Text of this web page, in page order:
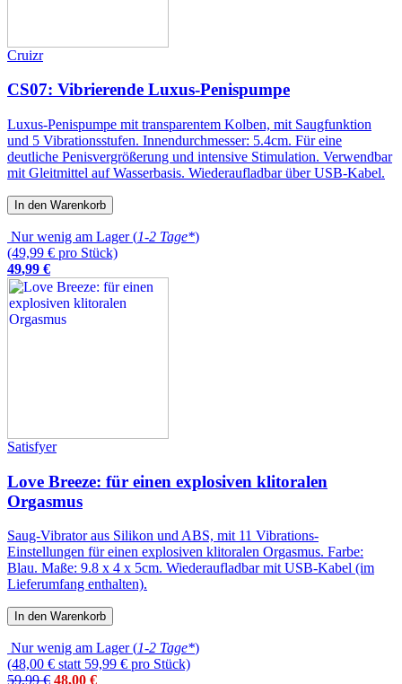
Cruizr
CS07: Vibrierende Luxus-Penispumpe
Luxus-Penispumpe mit transparentem Kolben, mit Saugfunktion
und 5 Vibrationsstufen. Innendurchmesser: 5.4cm. Für eine
deutliche Penisvergrößerung und intensive Stimulation. Verwendbar
mit Gleitmittel auf Wasserbasis. Wiederaufladbar über USB-Kabel.
In den Warenkorb
Nur wenig am Lager (1-2 Tage*)
(49,99 € pro Stück)
49,99 €
Satisfyer
Love Breeze: für einen explosiven klitoralen
Orgasmus
Saug-Vibrator aus Silikon und ABS, mit 11 Vibrations-
Einstellungen für einen explosiven klitoralen Orgasmus. Farbe:
Blau. Maße: 9.8 x 4 x 5cm. Wiederaufladbar mit USB-Kabel (im
Lieferumfang enthalten).
In den Warenkorb
Nur wenig am Lager (1-2 Tage*)
(48,00 € statt 59,99 € pro Stück)
59,99 € 48,00 €